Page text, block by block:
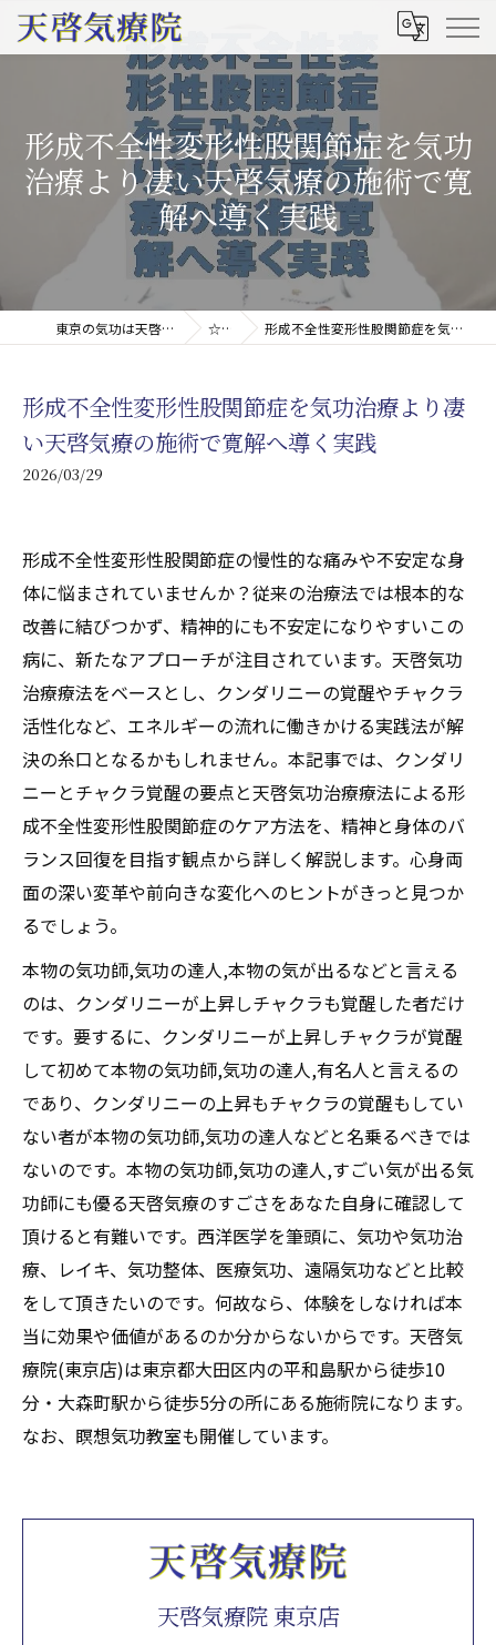
形成不全性変形性股関節症を気功
治療より凄い天啓気療の施術で寛
解へ導く実践
東京の気功は天啓気療院(天啓気功療法治療院) ☆コラム 形成不全性変形性股関節症を気功治療より凄い天啓気療の施術で寛解へ導く実践
形成不全性変形性股関節症を気功治療より凄
い天啓気療の施術で寛解へ導く実践
2026/03/29
形成不全性変形性股関節症の慢性的な痛みや不安定な身
体に悩まされていませんか？従来の治療法では根本的な
改善に結びつかず、精神的にも不安定になりやすいこの
病に、新たなアプローチが注目されています。天啓気功
治療療法をベースとし、クンダリニーの覚醒やチャクラ
活性化など、エネルギーの流れに働きかける実践法が解
決の糸口となるかもしれません。本記事では、クンダリ
ニーとチャクラ覚醒の要点と天啓気功治療療法による形
成不全性変形性股関節症のケア方法を、精神と身体のバ
ランス回復を目指す観点から詳しく解説します。心身両
面の深い変革や前向きな変化へのヒントがきっと見つか
るでしょう。
本物の気功師,気功の達人,本物の気が出るなどと言える
のは、クンダリニーが上昇しチャクラも覚醒した者だけ
です。要するに、クンダリニーが上昇しチャクラが覚醒
して初めて本物の気功師,気功の達人,有名人と言えるの
であり、クンダリニーの上昇もチャクラの覚醒もしてい
ない者が本物の気功師,気功の達人などと名乗るべきでは
ないのです。本物の気功師,気功の達人,すごい気が出る気
功師にも優る天啓気療のすごさをあなた自身に確認して
頂けると有難いです。西洋医学を筆頭に、気功や気功治
療、レイキ、気功整体、医療気功、遠隔気功などと比較
をして頂きたいのです。何故なら、体験をしなければ本
当に効果や価値があるのか分からないからです。天啓気
療院(東京店)は東京都大田区内の平和島駅から徒歩10
分・大森町駅から徒歩5分の所にある施術院になります。
なお、瞑想気功教室も開催しています。
天啓気療院 東京店